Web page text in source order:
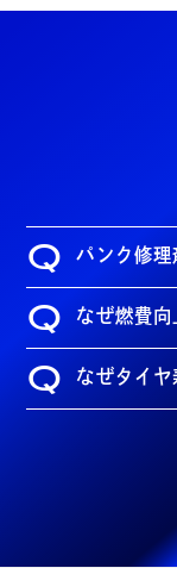
Q パンク修理
Q なぜ燃費
Q なぜタイヤ